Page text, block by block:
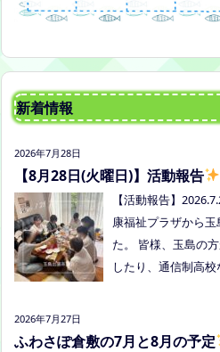
新着情報
2026年7月28日
【8月28日(火曜日)】活動報告
【活動報告】
康福祉プラザから
た。 皆様、玉島の
したり、通信制高
ていただく予定にし
2026年7月27日
ふわさぽ倉敷の7月と8月の予定